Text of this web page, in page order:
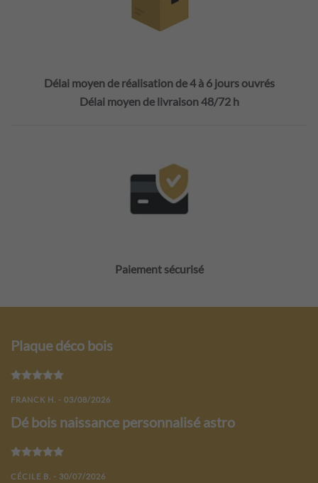
Délai moyen de réalisation de 4 à 6 jours ouvrés
Délai moyen de livraison 48/72 h
Paiement sécurisé
Plaque déco bois
FRANCK H. - 03/08/2026
Dé bois naissance personnalisé astro
CÉCILE B. - 30/07/2026